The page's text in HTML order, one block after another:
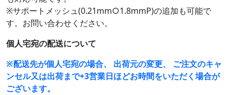
※サポートメッシュ(0.21mm○1.8mmP)の追加も可能で
す。お問い合わせください。
個人宅宛の配送について
※配送先が個人宅宛の場合、 出荷元の変更、 ご注文のキャ
ンセル又は出荷まで+3営業日ほどお時間をいただく場合が
ございます。